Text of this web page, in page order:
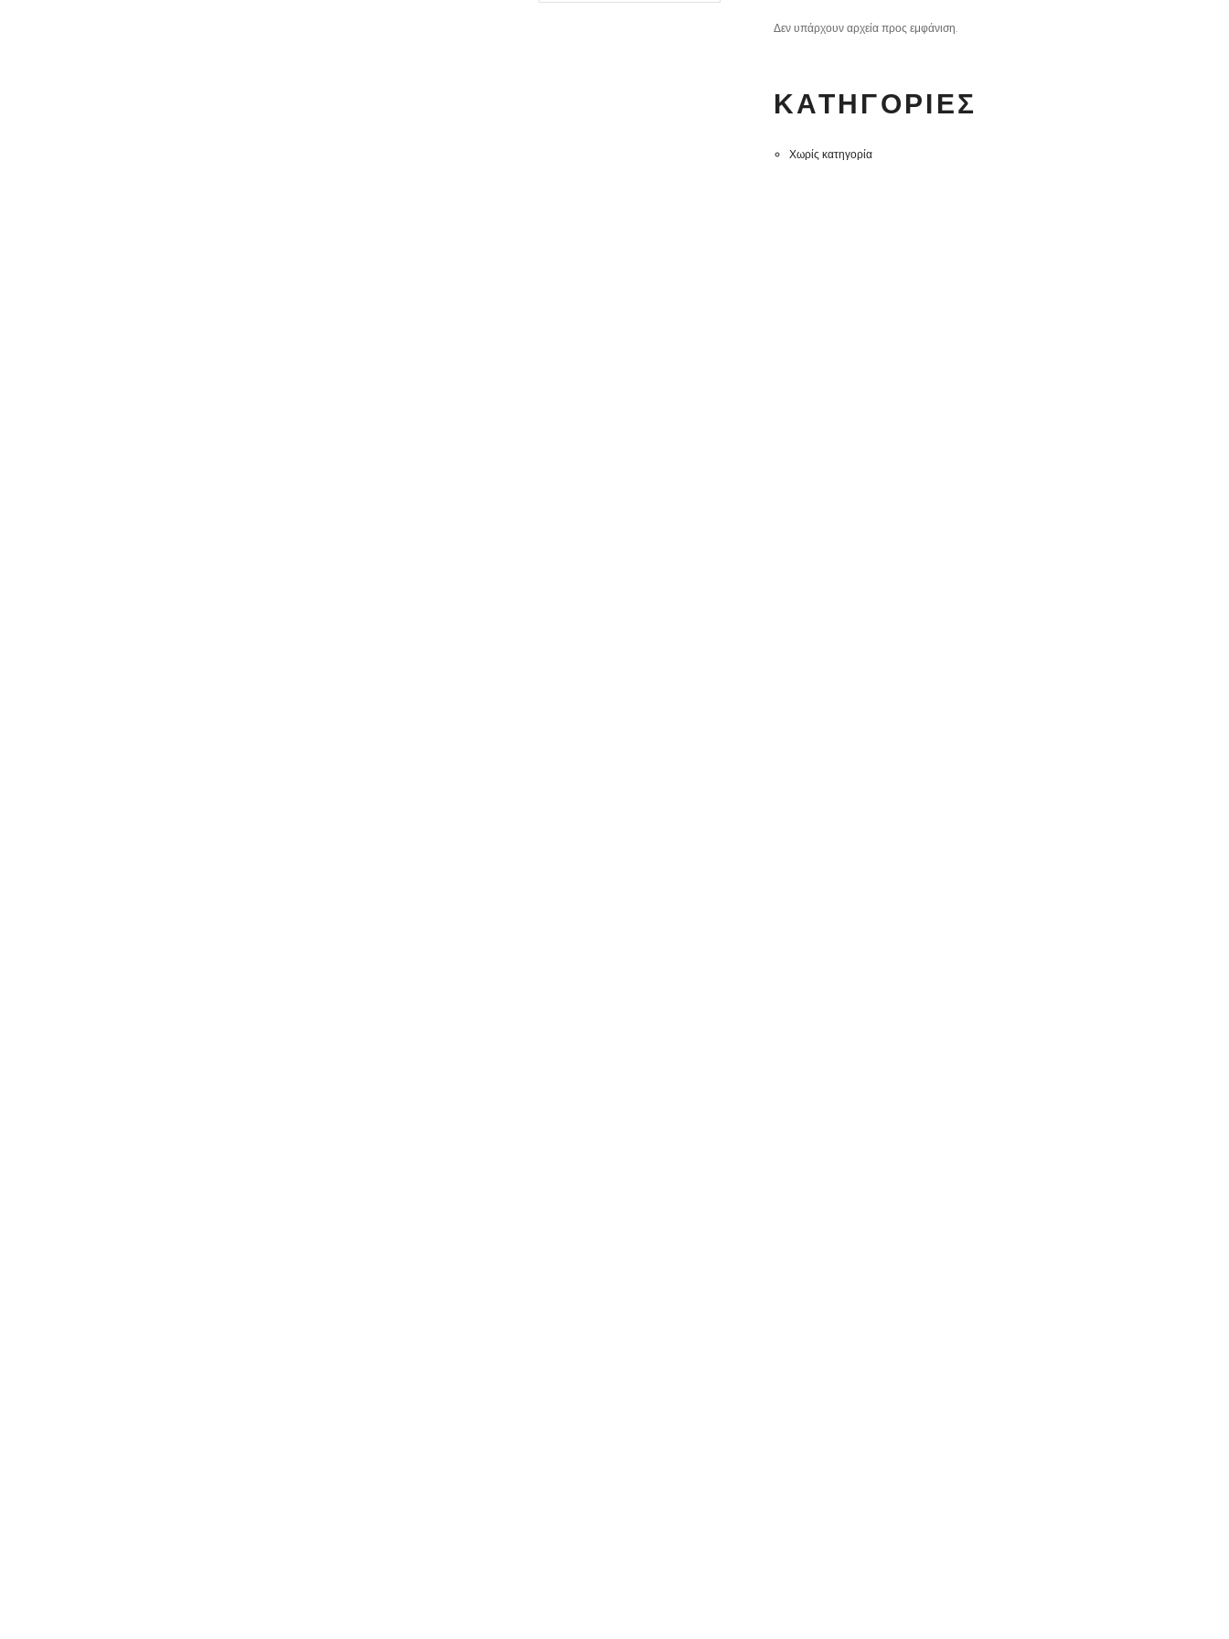
Δεν υπάρχουν αρχεία προς εμφάνιση.
KΑΤΗΓΟΡΊΕΣ
Χωρίς κατηγορία